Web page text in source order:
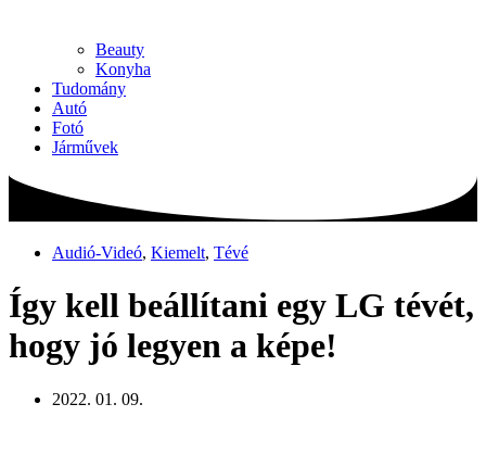
Beauty
Konyha
Tudomány
Autó
Fotó
Járművek
Audió-Videó, Kiemelt, Tévé
Így kell beállítani egy LG tévét,
hogy jó legyen a képe!
2022. 01. 09.